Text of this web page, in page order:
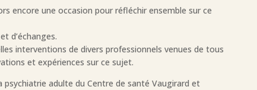
encore une occasion pour réfléchir ensemble sur ce
d’échanges.
interventions de divers professionnels venues de tous
et expériences sur ce sujet.
psychiatrie adulte du Centre de santé Vaugirard et